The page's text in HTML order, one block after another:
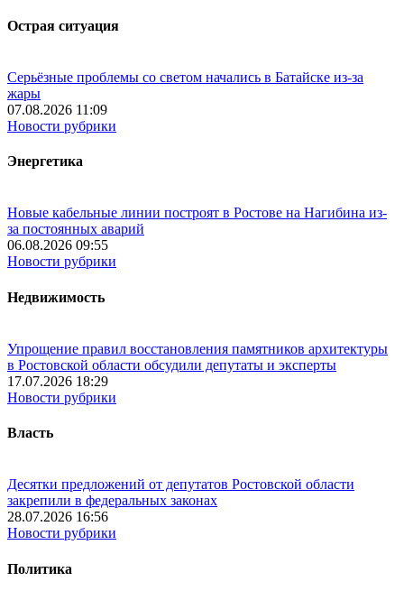
Острая ситуация
Серьёзные проблемы со светом начались в Батайске из-за
жары
07.08.2026 11:09
Новости рубрики
Энергетика
Новые кабельные линии построят в Ростове на Нагибина из-
за постоянных аварий
06.08.2026 09:55
Новости рубрики
Недвижимость
Упрощение правил восстановления памятников архитектуры
в Ростовской области обсудили депутаты и эксперты
17.07.2026 18:29
Новости рубрики
Власть
Десятки предложений от депутатов Ростовской области
закрепили в федеральных законах
28.07.2026 16:56
Новости рубрики
Политика